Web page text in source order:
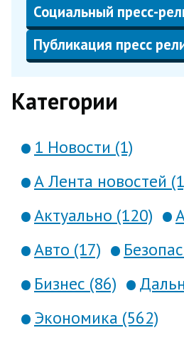
Социальный пресс-
Публикация пресс
Категории
1 Новости (1)
А Лента новостей
Актуально (120)
Авто (17)
Бизнес (86)
Экономика (562)